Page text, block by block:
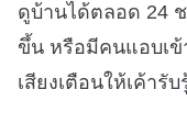
ดูบ้านได้ตลอด 24
ขึ้น หรือมีคนแอบเข้
เสียงเตือนให้เค้ารับ